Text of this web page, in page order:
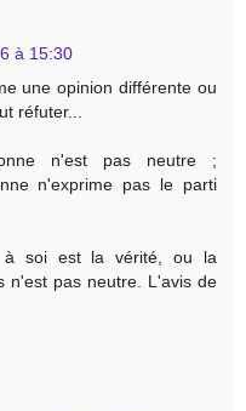
à 15:30
une opinion différente ou
réfuter...
n'est pas neutre ;
n'exprime pas le parti
soi est la vérité, ou la
n'est pas neutre. L'avis de